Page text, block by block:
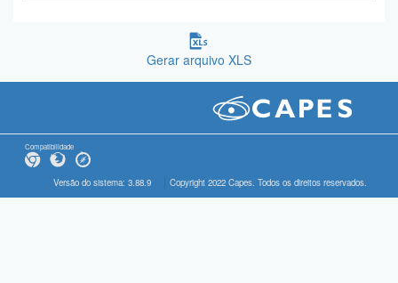
Gerar arquivo XLS
Compatibilidade
Versão do sistema: 3.88.9 Copyright 2022 Capes. Todos os direitos reservados.